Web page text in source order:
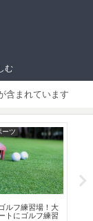
む
含まれています
オル 厳選８！一
贅沢な逸品！